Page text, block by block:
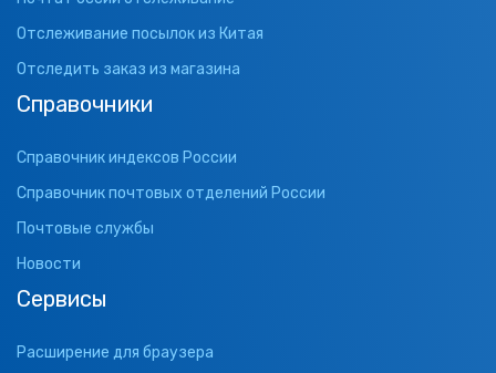
Отслеживание посылок из Китая
Отследить заказ из магазина
Справочники
Справочник индексов России
Справочник почтовых отделений России
Почтовые службы
Новости
Сервисы
Расширение для браузера